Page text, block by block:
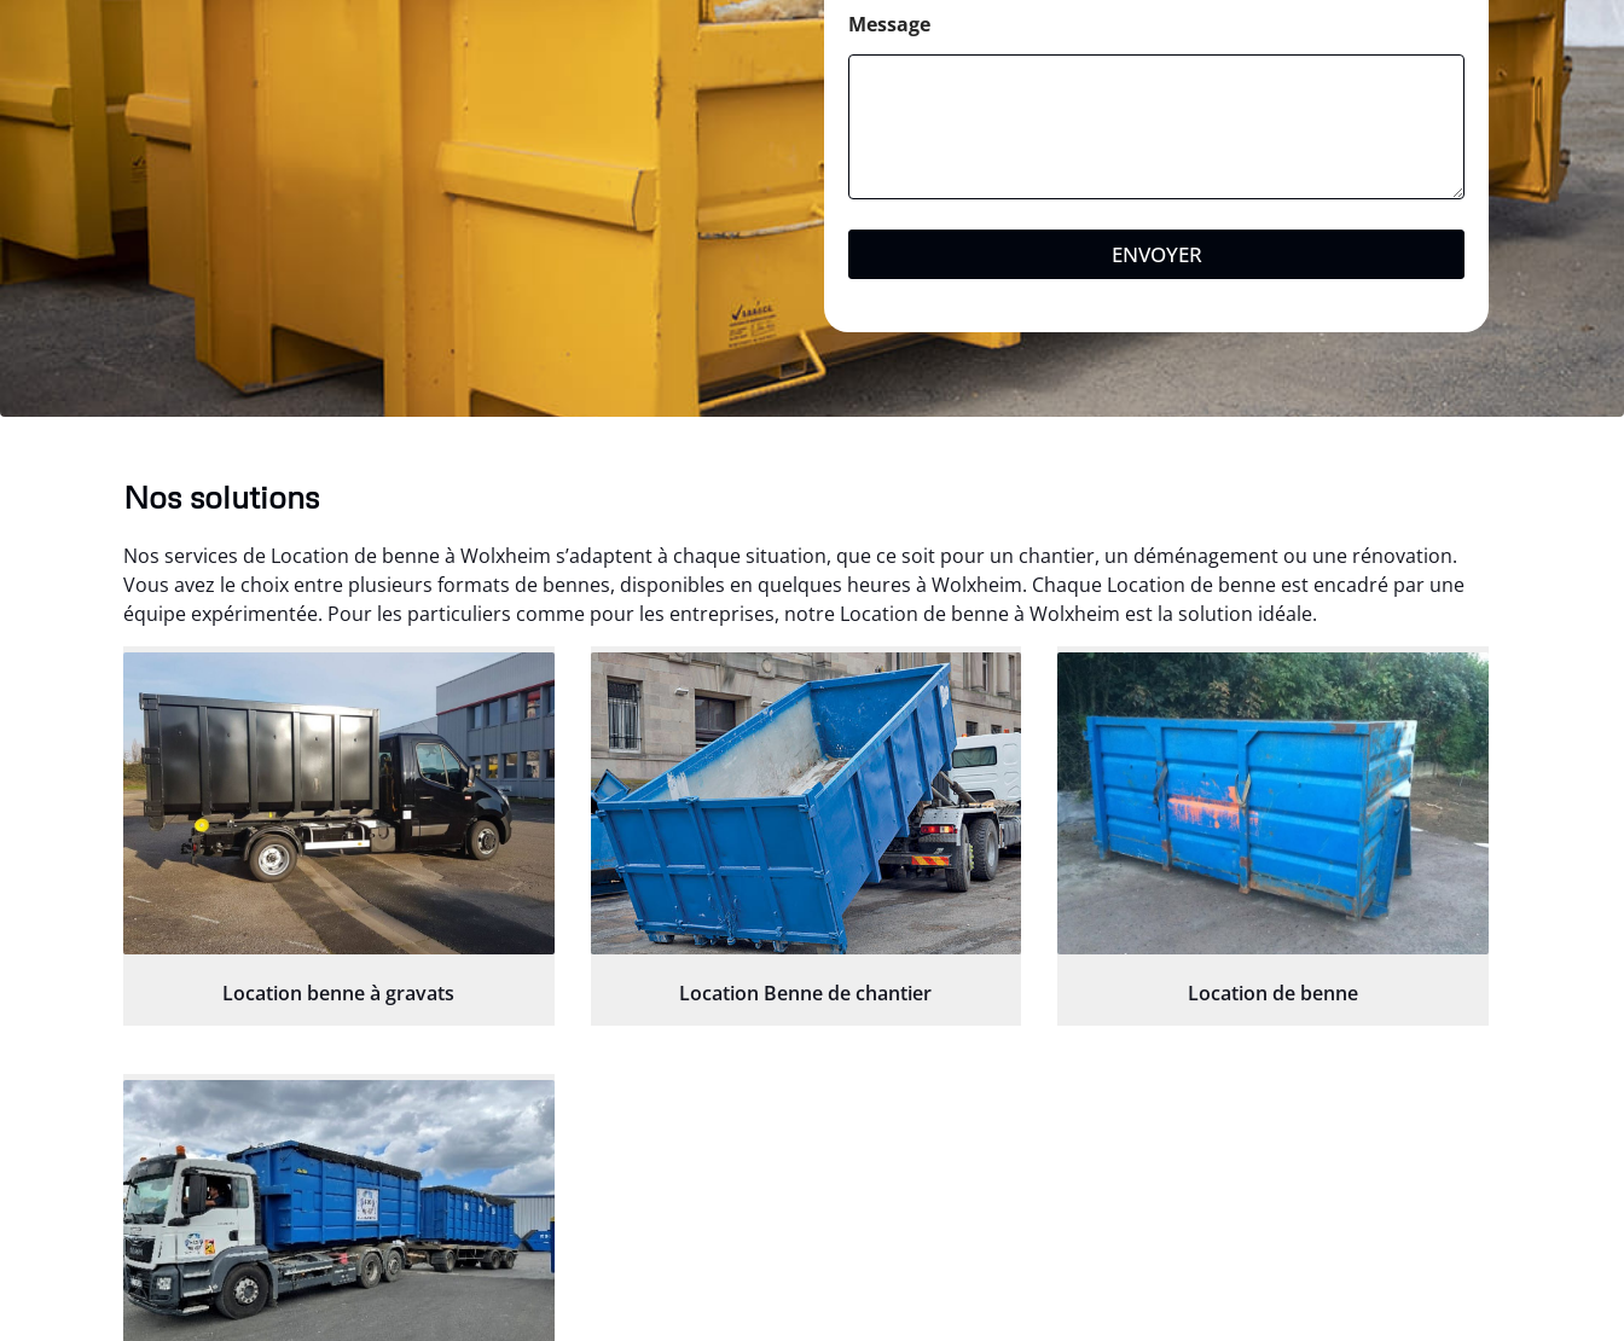
Message
ENVOYER
Nos solutions
Nos services de Location de benne à Wolxheim s’adaptent à chaque situation, que ce soit pour un chantier, un déménagement ou une rénovation.
Vous avez le choix entre plusieurs formats de bennes, disponibles en quelques heures à Wolxheim. Chaque Location de benne est encadré par une
équipe expérimentée. Pour les particuliers comme pour les entreprises, notre Location de benne à Wolxheim est la solution idéale.
Location benne à gravats Location Benne de chantier Location de benne